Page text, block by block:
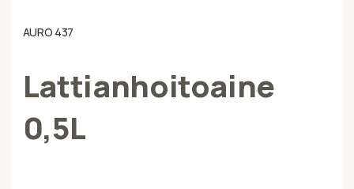
AURO 437
Lattianhoitoaine
0,5L